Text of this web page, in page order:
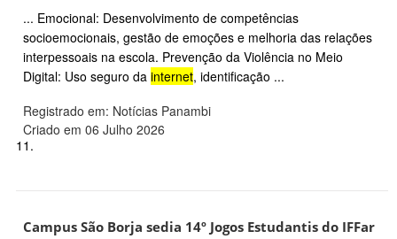
... Emocional: Desenvolvimento de competências
socioemocionais, gestão de emoções e melhoria das relações
interpessoais na escola. Prevenção da Violência no Meio
Digital: Uso seguro da internet, identificação ...
Registrado em: Notícias Panambi
Criado em 06 Julho 2026
11.
Campus São Borja sedia 14º Jogos Estudantis do IFFar